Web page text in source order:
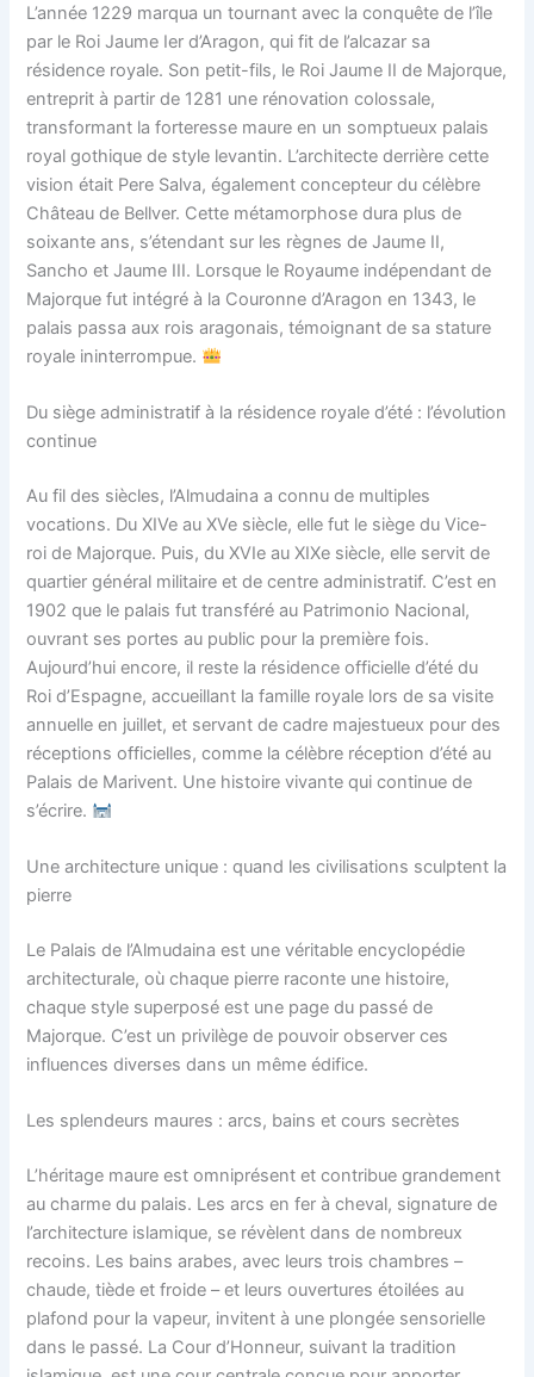
L’année 1229 marqua un tournant avec la conquête de l’île
par le Roi Jaume Ier d’Aragon, qui fit de l’alcazar sa
résidence royale. Son petit-fils, le Roi Jaume II de Majorque,
entreprit à partir de 1281 une rénovation colossale,
transformant la forteresse maure en un somptueux palais
royal gothique de style levantin. L’architecte derrière cette
vision était Pere Salva, également concepteur du célèbre
Château de Bellver. Cette métamorphose dura plus de
soixante ans, s’étendant sur les règnes de Jaume II,
Sancho et Jaume III. Lorsque le Royaume indépendant de
Majorque fut intégré à la Couronne d’Aragon en 1343, le
palais passa aux rois aragonais, témoignant de sa stature
royale ininterrompue.
Du siège administratif à la résidence royale d’été : l’évolution
continue
Au fil des siècles, l’Almudaina a connu de multiples
vocations. Du XIVe au XVe siècle, elle fut le siège du Vice-
roi de Majorque. Puis, du XVIe au XIXe siècle, elle servit de
quartier général militaire et de centre administratif. C’est en
1902 que le palais fut transféré au Patrimonio Nacional,
ouvrant ses portes au public pour la première fois.
Aujourd’hui encore, il reste la résidence officielle d’été du
Roi d’Espagne, accueillant la famille royale lors de sa visite
annuelle en juillet, et servant de cadre majestueux pour des
réceptions officielles, comme la célèbre réception d’été au
Palais de Marivent. Une histoire vivante qui continue de
s’écrire.
Une architecture unique : quand les civilisations sculptent la
pierre
Le Palais de l’Almudaina est une véritable encyclopédie
architecturale, où chaque pierre raconte une histoire,
chaque style superposé est une page du passé de
Majorque. C’est un privilège de pouvoir observer ces
influences diverses dans un même édifice.
Les splendeurs maures : arcs, bains et cours secrètes
L’héritage maure est omniprésent et contribue grandement
au charme du palais. Les arcs en fer à cheval, signature de
l’architecture islamique, se révèlent dans de nombreux
recoins. Les bains arabes, avec leurs trois chambres –
chaude, tiède et froide – et leurs ouvertures étoilées au
plafond pour la vapeur, invitent à une plongée sensorielle
dans le passé. La Cour d’Honneur, suivant la tradition